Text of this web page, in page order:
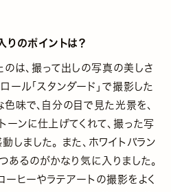
のポイントは？
は、撮って出しの写真の美しさ
ール「スタンダード」で撮影した
色味で、自分の目で見た光景を、
ーンに仕上げてくれて、撮った写
しました。 また、ホワイトバラン
あるのがかなり気に入りました。
ーヒーやラテアートの撮影をよく